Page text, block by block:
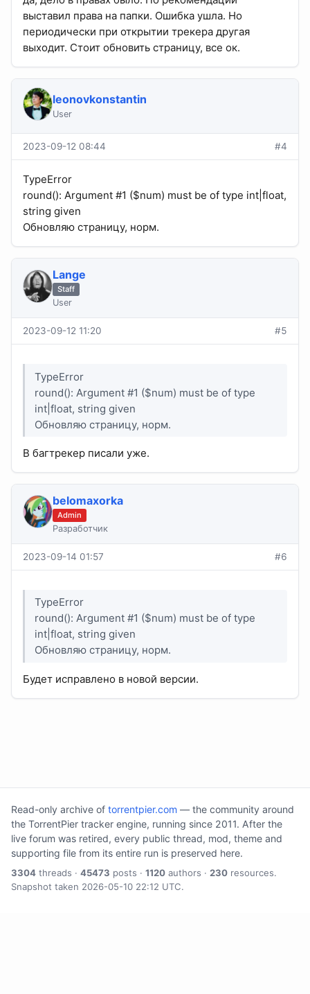
выставил права на папки. Ошибка ушла. Но
периодически при открытии трекера другая
выходит. Стоит обновить страницу, все ок.
leonovkonstantin
User
2023-09-12 08:44 #4
TypeError
round(): Argument #1 ($num) must be of type int|float,
string given
Обновляю страницу, норм.
Lange
Staff
User
2023-09-12 11:20 #5
TypeError
round(): Argument #1 ($num) must be of type
int|float, string given
Обновляю страницу, норм.
В багтрекер писали уже.
belomaxorka
Admin
Разработчик
2023-09-14 01:57 #6
TypeError
round(): Argument #1 ($num) must be of type
int|float, string given
Обновляю страницу, норм.
Будет исправлено в новой версии.
Read-only archive of torrentpier.com — the community around
the TorrentPier tracker engine, running since 2011. After the
live forum was retired, every public thread, mod, theme and
supporting file from its entire run is preserved here.
3304 threads · 45473 posts · 1120 authors · 230 resources.
Snapshot taken 2026-05-10 22:12 UTC.